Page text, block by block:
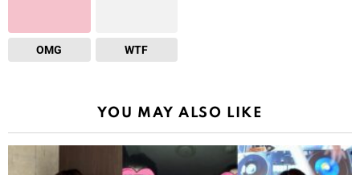
OMG WTF
YOU MAY ALSO LIKE